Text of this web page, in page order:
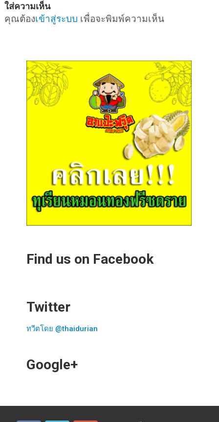
ใส่ความเห็น
คุณต้องเข้าสู่ระบบ เพื่อจะพิมพ์ความเห็น
Find us on Facebook
Twitter
ทวีตโดย @thaidurian
Google+